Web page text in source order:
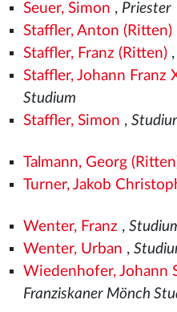
Seuer, Simon , Priester
Staffler, Anton (Ritten)
Staffler, Franz (Ritten),
Staffler, Johann Franz
Studium
Staffler, Simon ,
Talmann, Georg
Turner, Jakob
Wenter, Franz ,
Wenter, Urban ,
Wiedenhofer, Johann
Franziskaner Mönch